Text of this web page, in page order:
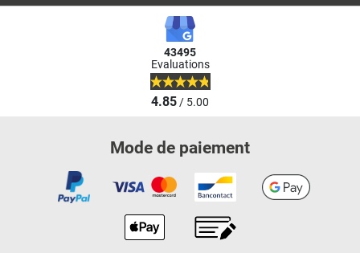
43495
Evaluations
4.85/ 5.00
Mode de paiement